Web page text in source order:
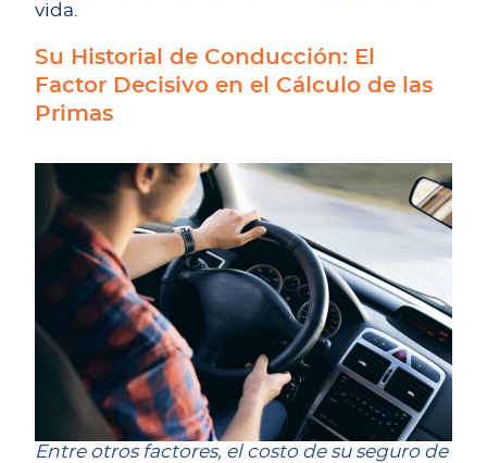
vida.
Su Historial de Conducción: El
Factor Decisivo en el Cálculo de las
Primas
Entre otros factores, el costo de su seguro de